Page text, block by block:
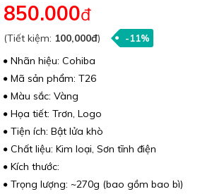
850.000đ
(Tiết kiệm: 100,000đ) -11%
Nhãn hiệu: Cohiba
Mã sản phẩm: T26
Màu sắc: Vàng
Họa tiết: Trơn, Logo
Tiện ích: Bật lửa khò
Chất liệu: Kim loại, Sơn tĩnh điện
Kích thước:
Trọng lượng: ~270g (bao gồm bao bì)